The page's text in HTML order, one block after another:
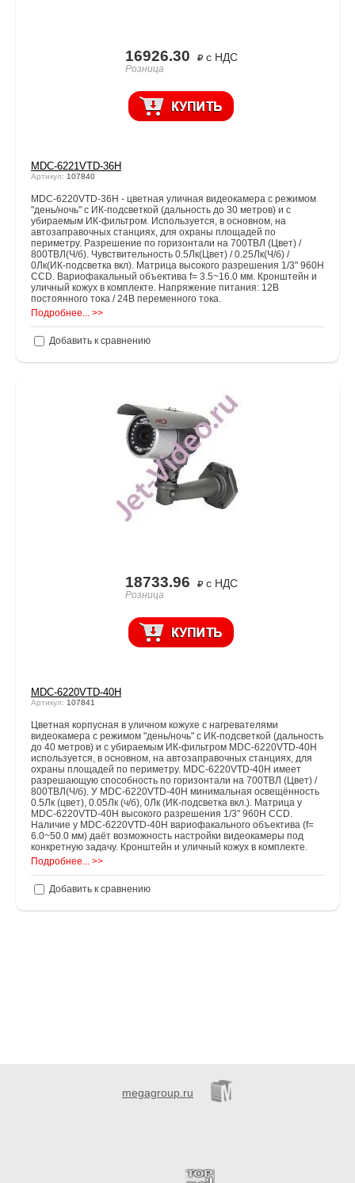
16926.30 с НДС
Розница
MDC-6221VTD-36Н
Артикул: 107840
MDC-6220VTD-36H - цветная уличная видеокамера с режимом
"день/ночь" с ИК-подсветкой (дальность до 30 метров) и с
убираемым ИК-фильтром. Используется, в основном, на
автозаправочных станциях, для охраны площадей по
периметру. Разрешение по горизонтали на 700ТВЛ (Цвет) /
800ТВЛ(Ч/б). Чувствительность 0.5Лк(Цвет) / 0.25Лк(Ч/б) /
0Лк(ИК-подсветка вкл). Матрица высокого разрешения 1/3" 960Н
CCD. Вариофакальный объектива f= 3.5~16.0 мм. Кронштейн и
уличный кожух в комплекте. Напряжение питания: 12В
постоянного тока / 24В переменного тока.
Подробнее... >>
Добавить к сравнению
18733.96 с НДС
Розница
MDC-6220VTD-40Н
Артикул: 107841
Цветная корпусная в уличном кожухе с нагревателями
видеокамера с режимом "день/ночь" с ИК-подсветкой (дальность
до 40 метров) и с убираемым ИК-фильтром MDC-6220VTD-40H
используется, в основном, на автозаправочных станциях, для
охраны площадей по периметру. MDC-6220VTD-40H имеет
разрешающую способность по горизонтали на 700ТВЛ (Цвет) /
800ТВЛ(Ч/б). У MDC-6220VTD-40H минимальная освещённость
0.5Лк (цвет), 0.05Лк (ч/б), 0Лк (ИК-подсветка вкл.). Матрица у
MDC-6220VTD-40H высокого разрешения 1/3" 960Н CCD.
Наличие у MDC-6220VTD-40H вариофакального объектива (f=
6.0~50.0 мм) даёт возможность настройки видеокамеры под
конкретную задачу. Кронштейн и уличный кожух в комплекте.
Подробнее... >>
Добавить к сравнению
megagroup.ru